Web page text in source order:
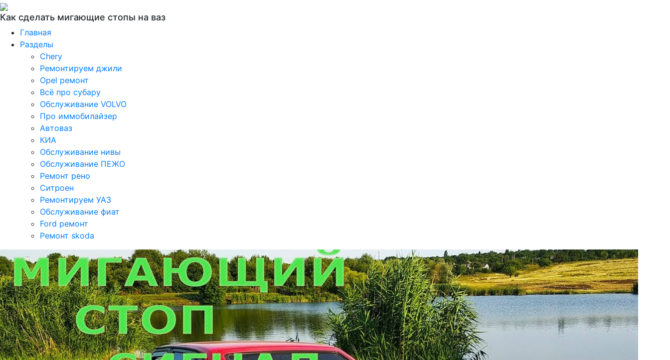
Как сделать мигающие стопы на ваз
Главная
Разделы
Chery
Ремонтируем джили
Opel ремонт
Всё про субару
Обслуживание VOLVO
Про иммобилайзер
Автоваз
КИА
Обслуживание нивы
Обслуживание ПЕЖО
Ремонт рено
Ситроен
Ремонтируем УАЗ
Обслуживание фиат
Ford ремонт
Ремонт skoda